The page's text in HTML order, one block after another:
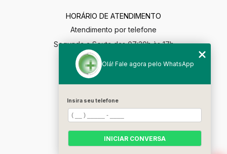
HORÁRIO DE ATENDIMENTO
Atendimento por telefone
Segunda a Sexta das 07:30h às 17h
segmaisgestao@gmail.com
Empresa
Contato
Olá! Fale agora pelo WhatsApp
Insira seu telefone
INICIAR CONVERSA